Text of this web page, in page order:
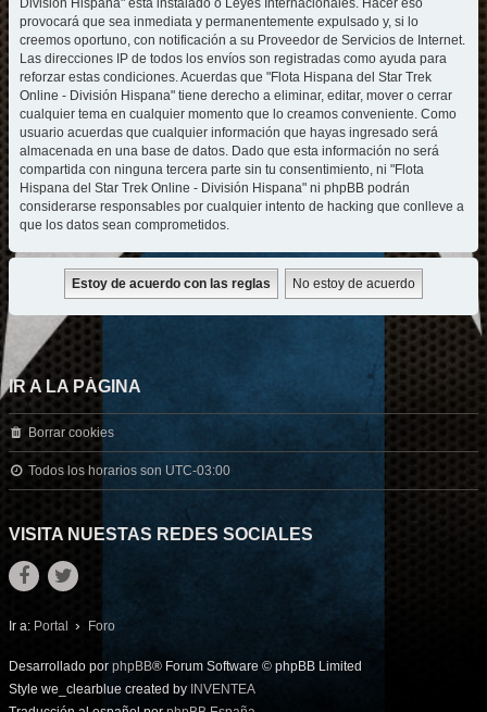
División Hispana" está instalado o Leyes Internacionales. Hacer eso
provocará que sea inmediata y permanentemente expulsado y, si lo
creemos oportuno, con notificación a su Proveedor de Servicios de Internet.
Las direcciones IP de todos los envíos son registradas como ayuda para
reforzar estas condiciones. Acuerdas que "Flota Hispana del Star Trek
Online - División Hispana" tiene derecho a eliminar, editar, mover o cerrar
cualquier tema en cualquier momento que lo creamos conveniente. Como
usuario acuerdas que cualquier información que hayas ingresado será
almacenada en una base de datos. Dado que esta información no será
compartida con ninguna tercera parte sin tu consentimiento, ni "Flota
Hispana del Star Trek Online - División Hispana" ni phpBB podrán
considerarse responsables por cualquier intento de hacking que conlleve a
que los datos sean comprometidos.
IR A LA PÁGINA
Borrar cookies
Todos los horarios son UTC-03:00
VISITA NUESTAS REDES SOCIALES
Ir a: Portal Foro
Desarrollado por phpBB® Forum Software © phpBB Limited
Style we_clearblue created by INVENTEA